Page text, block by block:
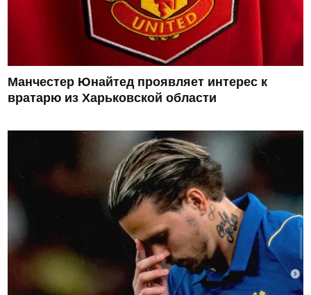
Манчестер Юнайтед проявляет интерес к
вратарю из Харьковской области